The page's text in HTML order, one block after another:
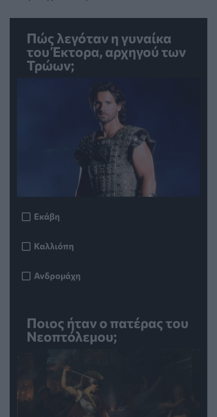
Πώς λεγόταν η γυναίκα
του Έκτορα, αρχηγού των
Τρώων;
Εκάβη
Καλλιόπη
Ανδρομάχη
Ποιος ήταν ο πατέρας του
Νεοπτόλεμου;